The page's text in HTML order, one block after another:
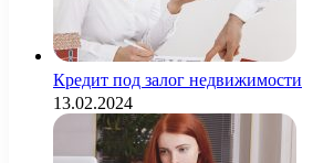
Кредит под залог недвижимости
13.02.2024